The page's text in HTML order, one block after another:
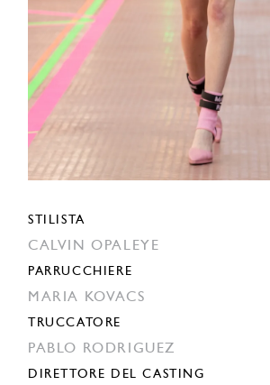
STILISTA
CALVIN OPALEYE
PARRUCCHIERE
MARIA KOVACS
TRUCCATORE
PABLO RODRIGUEZ
DIRETTORE DEL CASTING